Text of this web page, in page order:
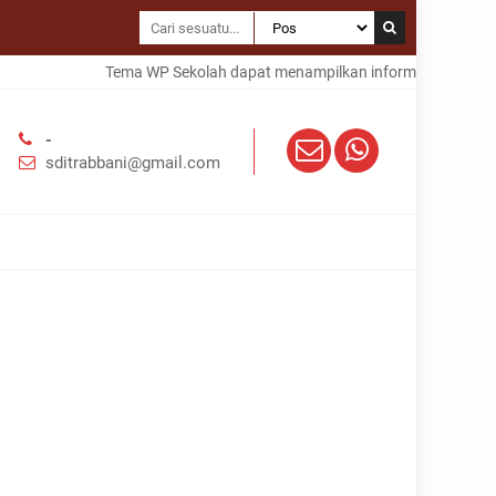
Tema WP Sekolah dapat menampilkan informasi dalam
-
sditrabbani@gmail.com